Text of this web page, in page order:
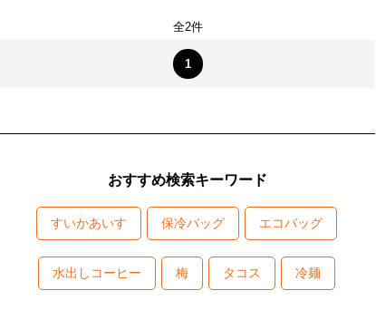
全2件
1
おすすめ検索キーワード
すいかあいす 保冷バッグ エコバッグ
水出しコーヒー 梅 タコス 冷麺